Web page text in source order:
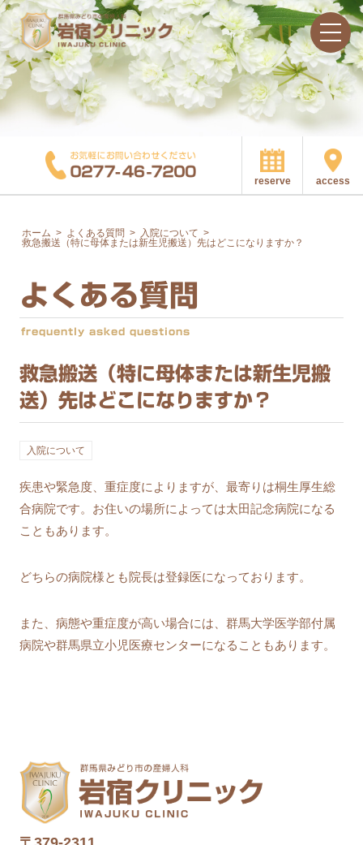
reserve access
ホーム > よくある質問 > 入院について >
救急搬送（特に母体または新生児搬送）先はどこになりますか？
よくある質問
frequently asked questions
救急搬送（特に母体または新生児搬
送）先はどこになりますか？
入院について
疾患や緊急度、重症度によりますが、最寄りは桐生厚生総
合病院です。お住いの場所によっては太田記念病院になる
こともあります。
どちらの病院様とも院長は登録医になっております。
また、病態や重症度が高い場合には、群馬大学医学部付属
病院や群馬県立小児医療センターになることもあります。